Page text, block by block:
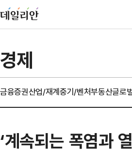
경제
금융증권산업/재계중기/벤처부동산글로
‘계속되는 폭염과